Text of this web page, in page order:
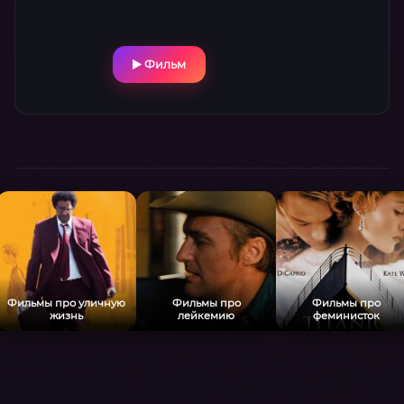
Фильм
Фильмы про уличную
жизнь
Фильмы про
лейкемию
Фильмы про
феминисток